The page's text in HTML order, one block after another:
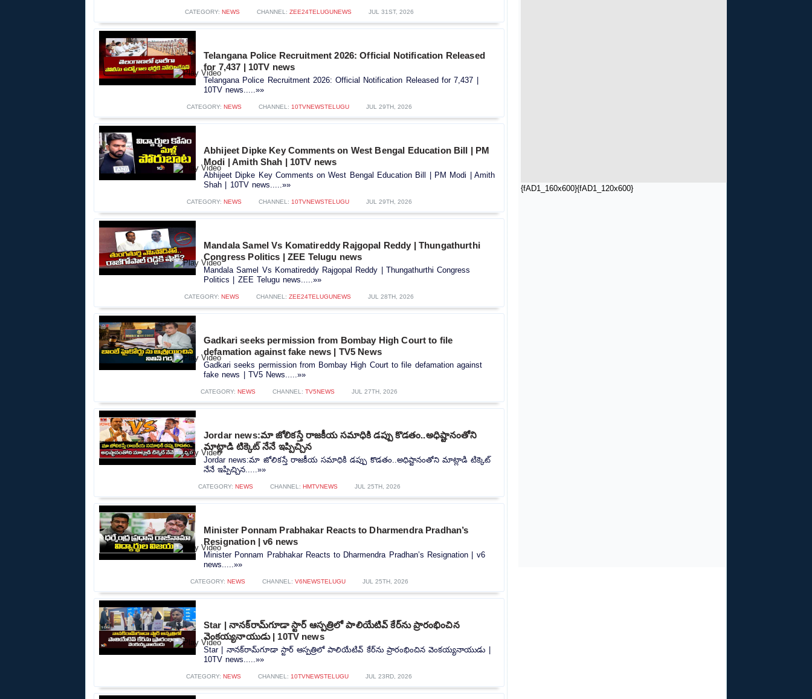
{fAD1_160x600}{fAD1_120x600}
CATEGORY: NEWS CHANNEL: ZEE24TELUGUNEWS JUL 31ST, 2026
Telangana Police Recruitment 2026: Official Notification Released
for 7,437 | 10TV news
Telangana Police Recruitment 2026: Official Notification Released for 7,437 |
10TV news.....»»
CATEGORY: NEWS CHANNEL: 10TVNEWSTELUGU JUL 29TH, 2026
Abhijeet Dipke Key Comments on West Bengal Education Bill | PM
Modi | Amith Shah | 10TV news
Abhijeet Dipke Key Comments on West Bengal Education Bill | PM Modi | Amith
Shah | 10TV news.....»»
CATEGORY: NEWS CHANNEL: 10TVNEWSTELUGU JUL 29TH, 2026
Mandala Samel Vs Komatireddy Rajgopal Reddy | Thungathurthi
Congress Politics | ZEE Telugu news
Mandala Samel Vs Komatireddy Rajgopal Reddy | Thungathurthi Congress
Politics | ZEE Telugu news.....»»
CATEGORY: NEWS CHANNEL: ZEE24TELUGUNEWS JUL 28TH, 2026
Gadkari seeks permission from Bombay High Court to file
defamation against fake news | TV5 News
Gadkari seeks permission from Bombay High Court to file defamation against
fake news | TV5 News.....»»
CATEGORY: NEWS CHANNEL: TV5NEWS JUL 27TH, 2026
Jordar news:మా జోలికస్తే రాజకీయ సమాధికి డప్పు కొడతం..అధిష్టానంతోని
మాట్లాడి టిక్కెట్ నేనే ఇప్పిచ్చిన
Jordar news:మా జోలికస్తే రాజకీయ సమాధికి డప్పు కొడతం..అధిష్టానంతోని మాట్లాడి టిక్కెట్
నేనే ఇప్పిచ్చిన.....»»
CATEGORY: NEWS CHANNEL: HMTVNEWS JUL 25TH, 2026
Minister Ponnam Prabhakar Reacts to Dharmendra Pradhan’s
Resignation | v6 news
Minister Ponnam Prabhakar Reacts to Dharmendra Pradhan’s Resignation | v6
news.....»»
CATEGORY: NEWS CHANNEL: V6NEWSTELUGU JUL 25TH, 2026
Star | నానక్‌రామ్‌గూడా స్టార్ ఆస్పత్రిలో పాలియేటివ్ కేర్‌ను ప్రారంభించిన
వెంకయ్యనాయుడు | 10TV news
Star | నానక్‌రామ్‌గూడా స్టార్ ఆస్పత్రిలో పాలియేటివ్ కేర్‌ను ప్రారంభించిన వెంకయ్యనాయుడు |
10TV news.....»»
CATEGORY: NEWS CHANNEL: 10TVNEWSTELUGU JUL 23RD, 2026